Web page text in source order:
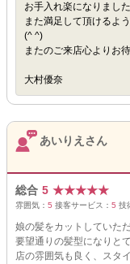
お手入れ楽になりまし
また満足して頂けるよ
(^ ^)
またのご来店心よりお
大村優奈
あいりえさん
総合 5 ★★★★★
雰囲気： 5 接客サービス： 5 技
娘の髪をカットしていた
要望通りの髪型になりと
店の雰囲気も良く、スタ